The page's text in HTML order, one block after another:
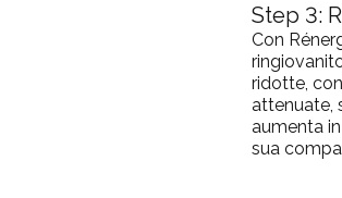
Step 3:
Con
ridotte,
attenuate,
aumenta
sua